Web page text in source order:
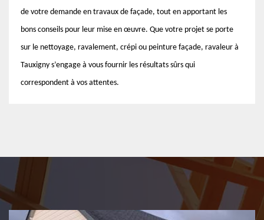
de votre demande en travaux de façade, tout en apportant les
bons conseils pour leur mise en œuvre. Que votre projet se porte
sur le nettoyage, ravalement, crépi ou peinture façade, ravaleur à
Tauxigny s’engage à vous fournir les résultats sûrs qui
correspondent à vos attentes.